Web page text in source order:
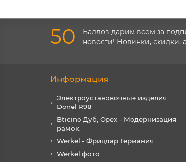
50
Баллов дарим всем за
новости! Новинки, скидки,
Информация
Электроустановочные изделия
Donel R98
Bticino Дуб, Орех - Модернизация
рамок.
Werkel - Фрицлар Германия
Werkel фото